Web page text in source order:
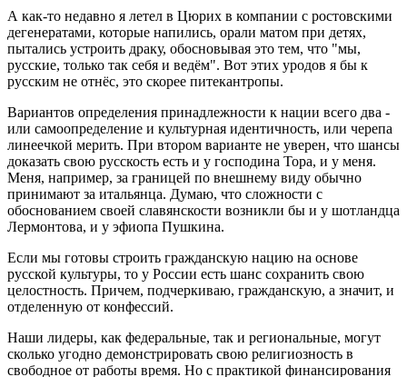
А как-то недавно я летел в Цюрих в компании с ростовскими
дегенератами, которые напились, орали матом при детях,
пытались устроить драку, обосновывая это тем, что "мы,
русские, только так себя и ведём". Вот этих уродов я бы к
русским не отнёс, это скорее питекантропы.
Вариантов определения принадлежности к нации всего два -
или самоопределение и культурная идентичность, или черепа
линеечкой мерить. При втором варианте не уверен, что шансы
доказать свою русскость есть и у господина Тора, и у меня.
Меня, например, за границей по внешнему виду обычно
принимают за итальянца. Думаю, что сложности с
обоснованием своей славянскости возникли бы и у шотландца
Лермонтова, и у эфиопа Пушкина.
Если мы готовы строить гражданскую нацию на основе
русской культуры, то у России есть шанс сохранить свою
целостность. Причем, подчеркиваю, гражданскую, а значит, и
отделенную от конфессий.
Наши лидеры, как федеральные, так и региональные, могут
сколько угодно демонстрировать свою религиозность в
свободное от работы время. Но с практикой финансирования